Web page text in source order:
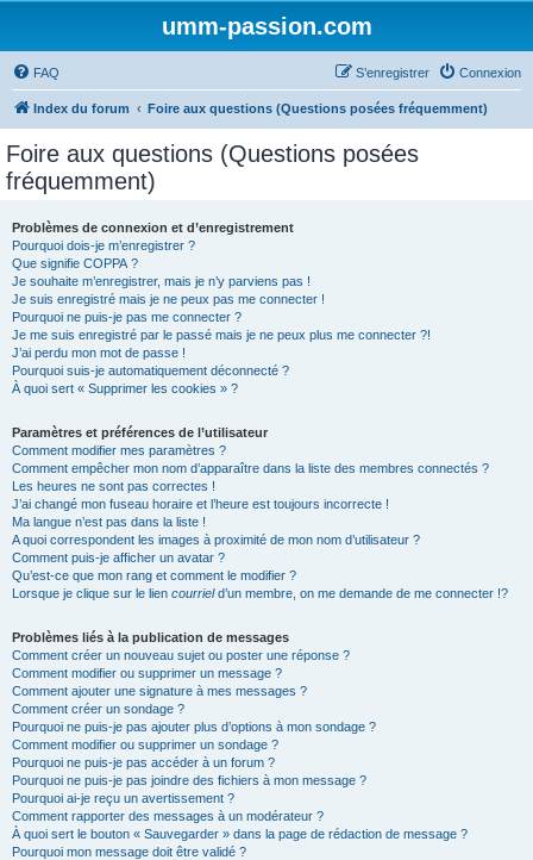
umm-passion.com
FAQ Connexion
S’enregistrer
Index du forum Foire aux questions (Questions posées fréquemment)
Foire aux questions (Questions posées
fréquemment)
Problèmes de connexion et d’enregistrement
Pourquoi dois-je m’enregistrer ?
Que signifie COPPA ?
Je souhaite m’enregistrer, mais je n’y parviens pas !
Je suis enregistré mais je ne peux pas me connecter !
Pourquoi ne puis-je pas me connecter ?
Je me suis enregistré par le passé mais je ne peux plus me connecter ?!
J’ai perdu mon mot de passe !
Pourquoi suis-je automatiquement déconnecté ?
À quoi sert « Supprimer les cookies » ?
Paramètres et préférences de l’utilisateur
Comment modifier mes paramètres ?
Comment empêcher mon nom d’apparaître dans la liste des membres connectés ?
Les heures ne sont pas correctes !
J’ai changé mon fuseau horaire et l’heure est toujours incorrecte !
Ma langue n’est pas dans la liste !
A quoi correspondent les images à proximité de mon nom d’utilisateur ?
Comment puis-je afficher un avatar ?
Qu’est-ce que mon rang et comment le modifier ?
Lorsque je clique sur le lien courrield’un membre, on me demande de me connecter !?
Problèmes liés à la publication de messages
Comment créer un nouveau sujet ou poster une réponse ?
Comment modifier ou supprimer un message ?
Comment ajouter une signature à mes messages ?
Comment créer un sondage ?
Pourquoi ne puis-je pas ajouter plus d’options à mon sondage ?
Comment modifier ou supprimer un sondage ?
Pourquoi ne puis-je pas accéder à un forum ?
Pourquoi ne puis-je pas joindre des fichiers à mon message ?
Pourquoi ai-je reçu un avertissement ?
Comment rapporter des messages à un modérateur ?
À quoi sert le bouton « Sauvegarder » dans la page de rédaction de message ?
Pourquoi mon message doit être validé ?